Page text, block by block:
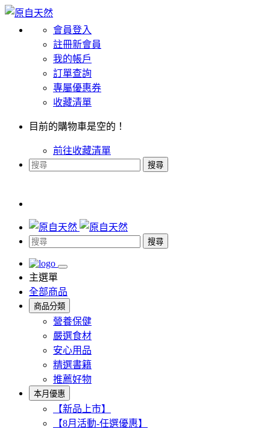
會員登入
註冊新會員
我的帳戶
訂單查詢
專屬優惠券
收藏清單
目前的購物車是空的！
前往收藏清單
搜尋
搜尋
主選單
全部商品
商品分類
營養保健
嚴選食材
安心用品
精選書籍
推薦好物
本月優惠
【新品上市】
【8月活動-任選優惠】